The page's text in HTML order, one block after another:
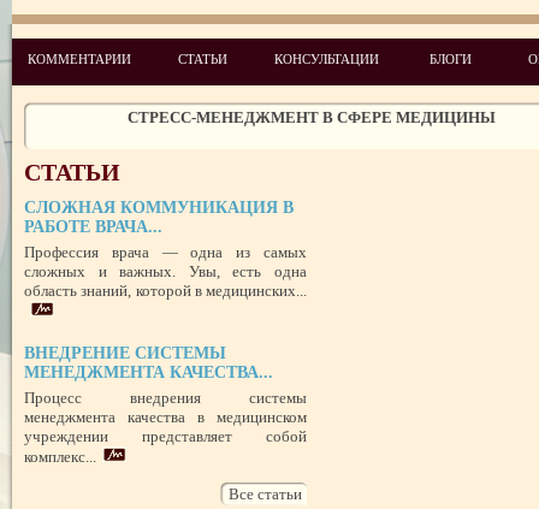
КОММЕНТАРИИ СТАТЬИ КОНСУЛЬТАЦИИ БЛОГИ
ПОТРЕБИТЕЛЬСКИЙ ЭКСТРЕМИЗМ
ПЕРЕГОРЕЛО, или ЧЕМ ГРОЗИТ ЭМОЦИОНАЛЬНОЕ
УСПЕШНЫЙ ДЕБЮТ «ШКОЛЫ АДМИНИСТРАТОРОВ
ЦЕЛЕПОЛАГАНИЕ, или КАК ПРАВИЛЬНО СТАВИТЬ ЦЕЛИ И
ИХ
ЧЕГО ХОТЯТ ПАЦИЕНТЫ КАТЕГОРИИ VIP
СТРЕСС-МЕНЕДЖМЕНТ В СФЕРЕ МЕДИЦИНЫ
ЗАЩИТА РЕПУТАЦИИ В СЕТИ ИНТЕРНЕТ: SERM, ИЛИ КАК
ГРАЖДАНСКОМ И УГОЛОВНОМ СУДОПРОИЗВОДСТВЕ
СТАТЬИ
СЛОЖНАЯ КОММУНИКАЦИЯ В
РАБОТЕ ВРАЧА...
Профессия врача — одна из самых
сложных и важных. Увы, есть одна
область знаний, которой в медицинских...
ВНЕДРЕНИЕ СИСТЕМЫ
МЕНЕДЖМЕНТА КАЧЕСТВА...
Процесс внедрения системы
менеджмента качества в медицинском
учреждении представляет собой
комплекс...
Все статьи